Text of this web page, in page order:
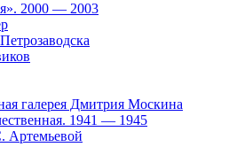
2000 — 2003
галерея Дмитрия Москина
1941 — 1945
Артемьевой